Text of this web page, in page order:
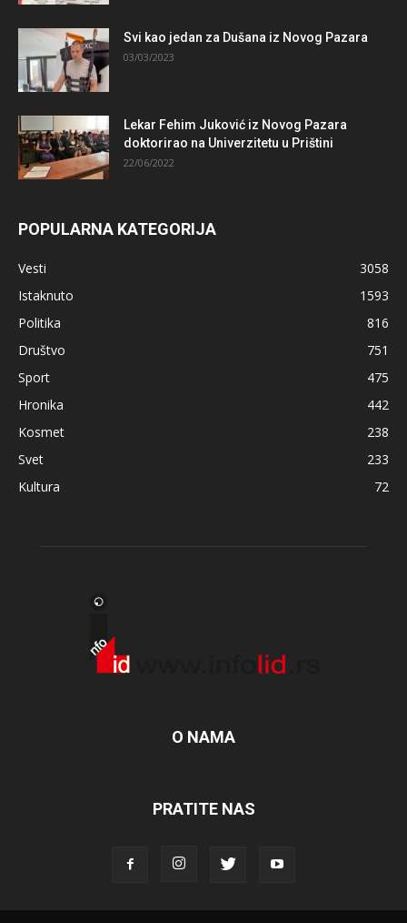
Svi kao jedan za Dušana iz Novog Pazara
03/03/2023
Lekar Fehim Juković iz Novog Pazara
doktorirao na Univerzitetu u Prištini
22/06/2022
POPULARNA KATEGORIJA
Vesti
3058
Istaknuto
1593
Politika
816
Društvo
751
Sport
475
Hronika
442
Kosmet
238
Svet
233
Kultura
72
O NAMA
PRATITE NAS